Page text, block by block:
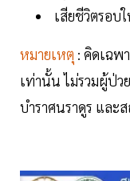
เสียชีวิตรอบ
หมายเหตุ : คิดเฉพ
เท่านั้น ไม่รวมผู้ป่ว
บำราศนราดูร และ